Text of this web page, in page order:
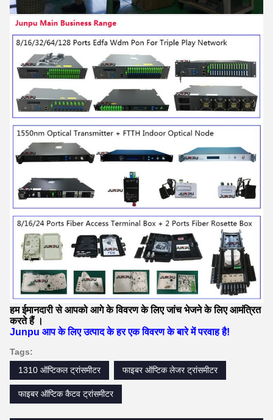
हम ईमानदारी से आपको आगे के विवरण के लिए जांच भेजने के लिए आमंत्रित
करते हैं ।
Junpu आप के लिए उत्पाद के हर एक विवरण के बारे में परवाह है!
Tags:
1310 ऑप्टिकल ट्रांसमीटर
फाइबर ऑप्टिक लेजर ट्रांसमीटर
फाइबर ऑप्टिक कैटव ट्रांसमीटर